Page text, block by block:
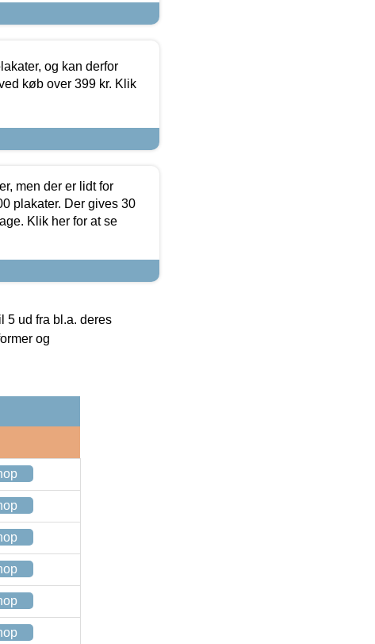
og kan derfor
køb over 399 kr. Klik
men der er lidt for
plakater. Der gives 30
Klik her for at se
5 ud fra bl.a. deres
og